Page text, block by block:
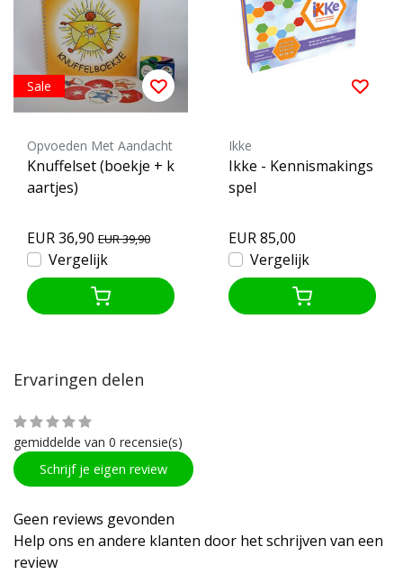
Sale
Opvoeden Met Aandacht
Knuffelset (boekje + k
aartjes)
EUR 36,90 EUR 39,90
Vergelijk
Ikke
Ikke - Kennismakings
spel
EUR 85,00
Vergelijk
Ervaringen delen
gemiddelde van 0 recensie(s)
Schrijf je eigen review
Geen reviews gevonden
Help ons en andere klanten door het schrijven van een
review